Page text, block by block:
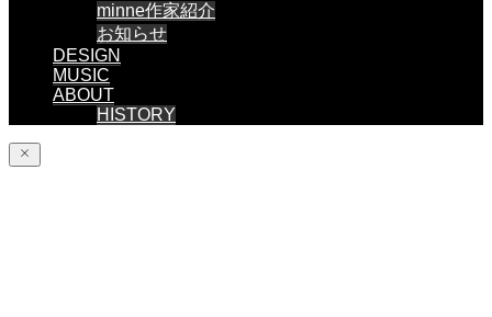
minne作家紹介
お知らせ
DESIGN
MUSIC
ABOUT
HISTORY